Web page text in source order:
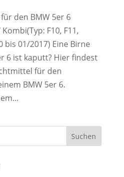
den BMW 5er 6
F10, F11,
bis 01/2017) Eine Birne
6 ist kaputt? Hier findest
für den
BMW 5er 6.